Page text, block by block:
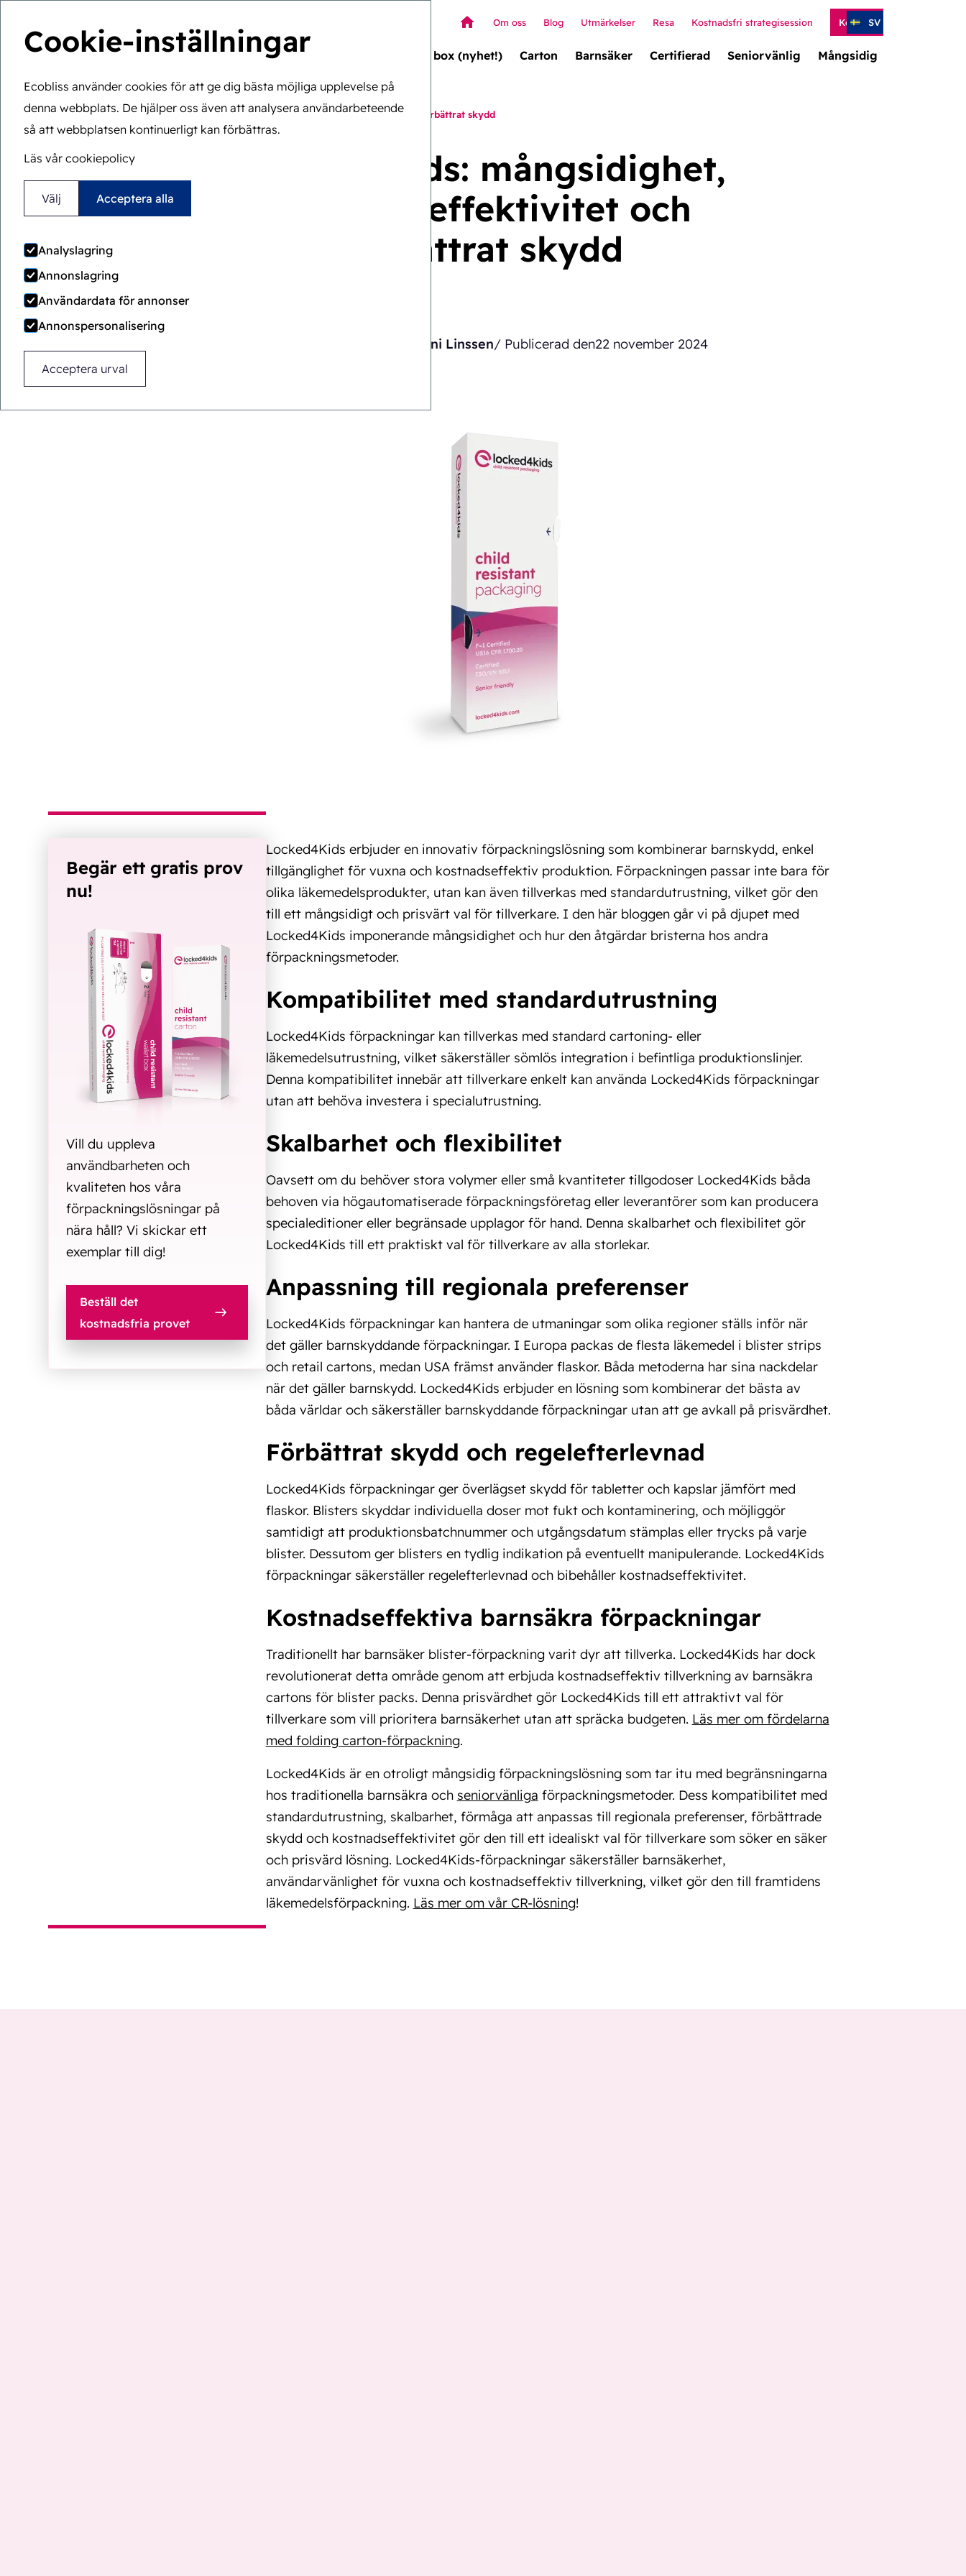
Cookie-inställningar
Ecobliss använder cookies för att ge dig bästa möjliga upplevelse på
denna webbplats. De hjälper oss även att analysera användarbeteende
så att webbplatsen kontinuerligt kan förbättras.
Läs vår cookiepolicy
Välj Acceptera alla
Analyslagring
Annonslagring
Användardata för annonser
Annonspersonalisering
Acceptera urval
Wallet box (nyhet!) Carton Barnsäker Certifierad Seniorvänlig Mångsidig
Om oss Blog Utmärkelser Resa Kostnadsfri strategisession KontaktSV
Du är här: Hem > Blog > Locked4Kids: mångsidighet, kostnadseffektivitet och förbättrat skydd
Locked4Kids: mångsidighet,
kostnadseffektivitet och
förbättrat skydd
Gianni Linssen/ Publicerad den22 november 2024
Begär ett gratis prov
nu!
Vill du uppleva
användbarheten och
kvaliteten hos våra
förpackningslösningar på
nära håll? Vi skickar ett
exemplar till dig!
Beställ det
kostnadsfria provet
Locked4Kids erbjuder en innovativ förpackningslösning som kombinerar barnskydd, enkel
tillgänglighet för vuxna och kostnadseffektiv produktion. Förpackningen passar inte bara för
olika läkemedelsprodukter, utan kan även tillverkas med standardutrustning, vilket gör den
till ett mångsidigt och prisvärt val för tillverkare. I den här bloggen går vi på djupet med
Locked4Kids imponerande mångsidighet och hur den åtgärdar bristerna hos andra
förpackningsmetoder.
Kompatibilitet med standardutrustning
Locked4Kids förpackningar kan tillverkas med standard cartoning- eller
läkemedelsutrustning, vilket säkerställer sömlös integration i befintliga produktionslinjer.
Denna kompatibilitet innebär att tillverkare enkelt kan använda Locked4Kids förpackningar
utan att behöva investera i specialutrustning.
Skalbarhet och flexibilitet
Oavsett om du behöver stora volymer eller små kvantiteter tillgodoser Locked4Kids båda
behoven via högautomatiserade förpackningsföretag eller leverantörer som kan producera
specialeditioner eller begränsade upplagor för hand. Denna skalbarhet och flexibilitet gör
Locked4Kids till ett praktiskt val för tillverkare av alla storlekar.
Anpassning till regionala preferenser
Locked4Kids förpackningar kan hantera de utmaningar som olika regioner ställs inför när
det gäller barnskyddande förpackningar. I Europa packas de flesta läkemedel i blister strips
och retail cartons, medan USA främst använder flaskor. Båda metoderna har sina nackdelar
när det gäller barnskydd. Locked4Kids erbjuder en lösning som kombinerar det bästa av
båda världar och säkerställer barnskyddande förpackningar utan att ge avkall på prisvärdhet.
Förbättrat skydd och regelefterlevnad
Locked4Kids förpackningar ger överlägset skydd för tabletter och kapslar jämfört med
flaskor. Blisters skyddar individuella doser mot fukt och kontaminering, och möjliggör
samtidigt att produktionsbatchnummer och utgångsdatum stämplas eller trycks på varje
blister. Dessutom ger blisters en tydlig indikation på eventuellt manipulerande. Locked4Kids
förpackningar säkerställer regelefterlevnad och bibehåller kostnadseffektivitet.
Kostnadseffektiva barnsäkra förpackningar
Traditionellt har barnsäker blister-förpackning varit dyr att tillverka. Locked4Kids har dock
revolutionerat detta område genom att erbjuda kostnadseffektiv tillverkning av barnsäkra
cartons för blister packs. Denna prisvärdhet gör Locked4Kids till ett attraktivt val för
tillverkare som vill prioritera barnsäkerhet utan att spräcka budgeten. Läs mer om fördelarna
med folding carton-förpackning.
Locked4Kids är en otroligt mångsidig förpackningslösning som tar itu med begränsningarna
hos traditionella barnsäkra och seniorvänliga förpackningsmetoder. Dess kompatibilitet med
standardutrustning, skalbarhet, förmåga att anpassas till regionala preferenser, förbättrade
skydd och kostnadseffektivitet gör den till ett idealiskt val för tillverkare som söker en säker
och prisvärd lösning. Locked4Kids-förpackningar säkerställer barnsäkerhet,
användarvänlighet för vuxna och kostnadseffektiv tillverkning, vilket gör den till framtidens
läkemedelsförpackning. Läs mer om vår CR-lösning!